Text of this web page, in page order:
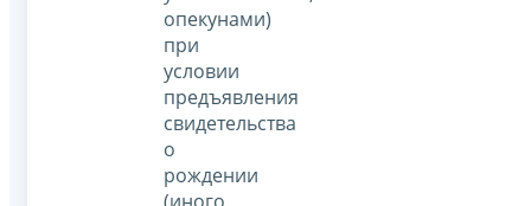
опекунами)
при
условии
предъявления
свидетельства
о
рождении
(иного